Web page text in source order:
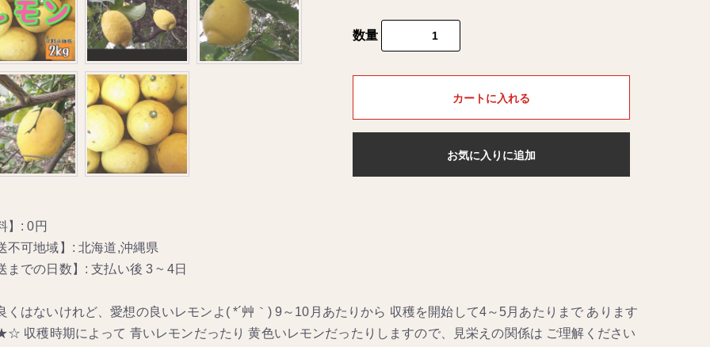
数量
カートに入れる
お気に入りに追加
】: 0円
不可地域】: 北海道,沖縄県
までの日数】: 支払い後 3 ~ 4日
くはないけれど、愛想の良いレモンよ( *´艸｀) 9～10月あたりから 収穫を開始して4～5月あたりまで あります
収穫時期によって 青いレモンだったり 黄色いレモンだったりしますので、見栄えの関係は ご理解ください